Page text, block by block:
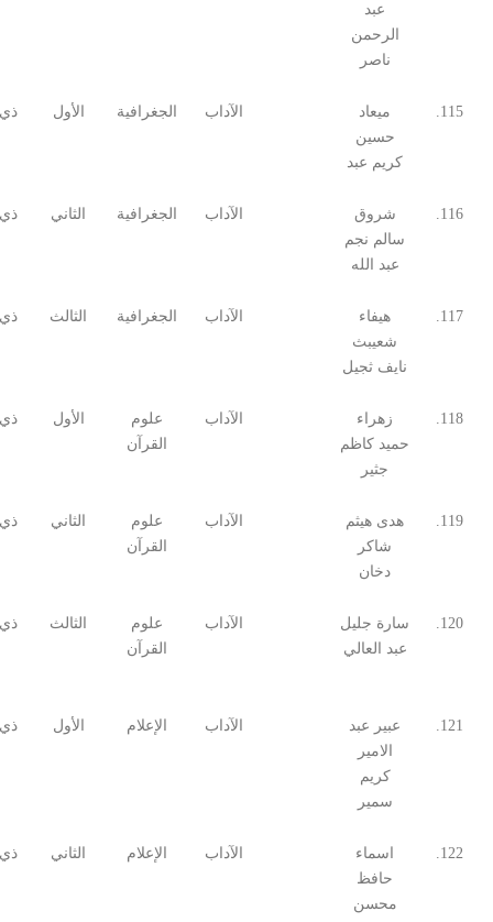
عبد
الرحمن
ناصر
115.
ميعاد
حسين
كريم عبد
الآداب الجغرافية الأول
116.
شروق
سالم نجم
عبد الله
الآداب الجغرافية الثاني
117.
هيفاء
شعيبث
نايف ثجيل
الآداب الجغرافية الثالث
118.
زهراء
حميد كاظم
جثير
الآداب
علوم
القرآن
الأول
119.
هدى هيثم
شاكر
دخان
الآداب
علوم
القرآن
الثاني
120.
سارة جليل
عبد العالي
الآداب
علوم
القرآن
الثالث
121.
عبير عبد
الامير
كريم
سمير
الآداب الإعلام الأول
122.
اسماء
حافظ
محسن
الآداب الإعلام الثاني